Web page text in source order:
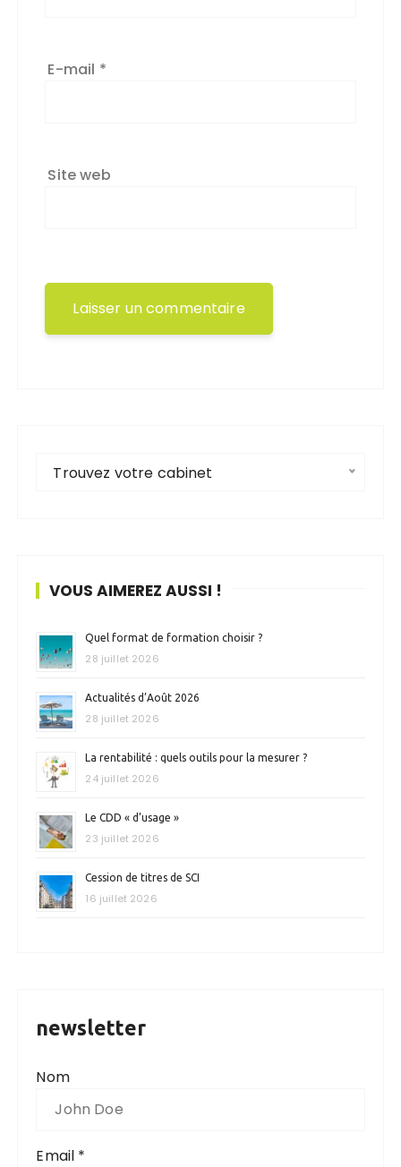
E-mail *
Site web
Trouvez votre cabinet
VOUS AIMEREZ AUSSI !
Quel format de formation choisir ?
28 juillet 2026
Actualités d’Août 2026
28 juillet 2026
La rentabilité : quels outils pour la mesurer ?
24 juillet 2026
Le CDD « d’usage »
23 juillet 2026
Cession de titres de SCI
16 juillet 2026
newsletter
Nom
Email *